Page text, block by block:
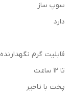
سوپ ساز
دارد
قابلیت گرم نگهدارنده
تا ۱۲ ساعت
پخت با تاخیر